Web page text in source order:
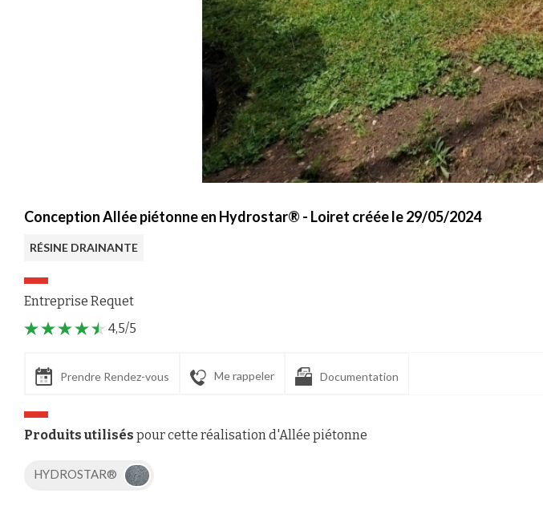
Conception Allée piétonne en Hydrostar® - Loiret créée le 29/05/2024
RÉSINE DRAINANTE
Entreprise Requet
4,5/5
Prendre Rendez-vous Me rappeler Documentation
Produits utilisés pour cette réalisation d'Allée piétonne
HYDROSTAR®